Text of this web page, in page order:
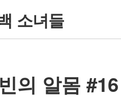
소녀들
의 알몸 #16